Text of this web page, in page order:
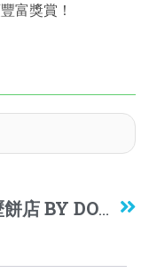
富獎賞！
當文歷餅店 BY DOMINIQUE ANSEL 熱賣「經典童年回憶」系列